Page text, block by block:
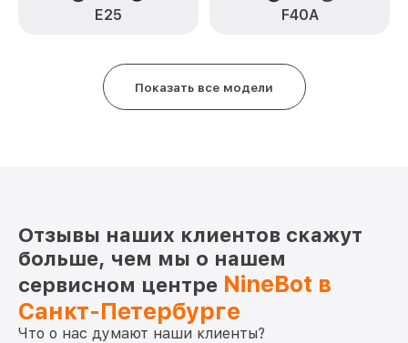
E25 F40A
Показать все модели
Отзывы наших клиентов скажут
больше, чем мы о нашем
сервисном центре NineBot в
Санкт-Петербурге
Что о нас думают наши клиенты?